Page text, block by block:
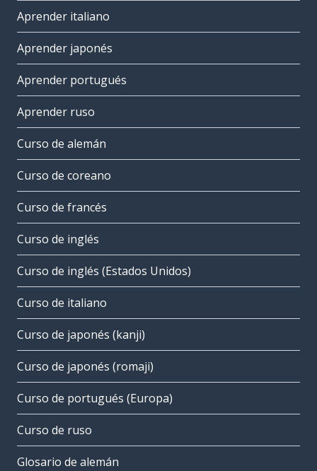
Aprender italiano
Aprender japonés
Aprender portugués
Aprender ruso
Curso de alemán
Curso de coreano
Curso de francés
Curso de inglés
Curso de inglés (Estados Unidos)
Curso de italiano
Curso de japonés (kanji)
Curso de japonés (romaji)
Curso de portugués (Europa)
Curso de ruso
Glosario de alemán